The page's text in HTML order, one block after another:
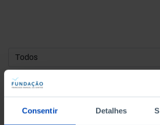
Consentir Detalhes
DATA DE INÍCIO
DATA DE FIM